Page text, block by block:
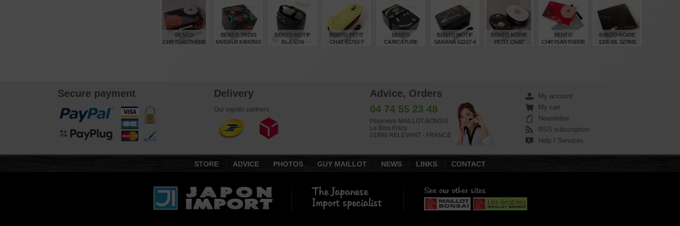
24,25
ROUGE B135
600ML
15,00€
ROSE B134 600ML
12,00
JAUNE B133 600
15,00 €
ORANGE B131
600ML
15,00
BLEU B129 600ML
15,00 23,40 22,00€ 22,00
BENTO
CHRYSANTHEME
BENTO TROIS
NIVEAUX KIMONO
BENTO MOTIF
BLASON
BENTO PETIT
CHAT 51763-7
BENTO
CARICATURE
BENTO MOTIF
SAKANA 52217-4
BENTO NOIRE
PETIT CHAT
BENTO
CHRYSANTHEME
BENTO NOIRE
1300 ML 527841
Secure payment Delivery
Our logistic partners :
Advice, Orders
04 74 55 23 48
Pépinière MAILLOT-BONSAÏ
Le Bois Frazy
01990 RELEVANT - FRANCE
My account
My cart
Newsletter
RSS subscription
Help / Services
STORE ADVICE PHOTOS GUY MAILLOT NEWS LINKS CONTACT
The Japanese
Import specialist
See our other sites